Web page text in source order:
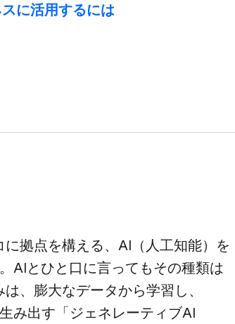
に​活用するには
拠点を​構える、​AI​（人工知能）を​
​AIと​ひと口に​言っても​その​種類は​
、​膨大な​データから​学習し、​
み出す​「ジェネレーティブAI​